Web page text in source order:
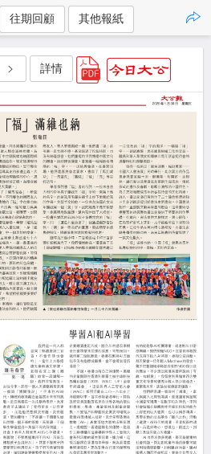
往期回顧 其他報紙
詳情